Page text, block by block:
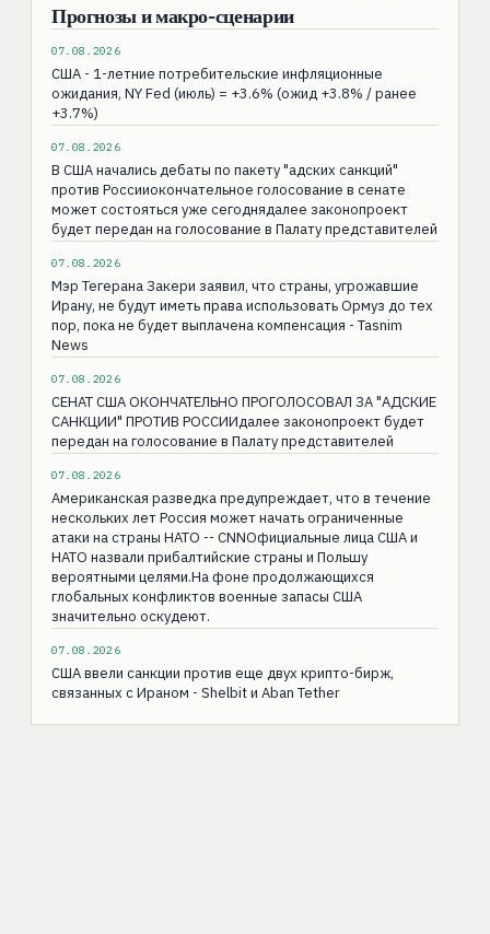
Прогнозы и макро-сценарии
07.08.2026
США - 1-летние потребительские инфляционные
ожидания, NY Fed (июль) = +3.6% (ожид +3.8% / ранее
+3.7%)
07.08.2026
В США начались дебаты по пакету "адских санкций"
против Россииокончательное голосование в сенате
может состояться уже сегоднядалее законопроект
будет передан на голосование в Палату представителей
07.08.2026
Мэр Тегерана Закери заявил, что страны, угрожавшие
Ирану, не будут иметь права использовать Ормуз до тех
пор, пока не будет выплачена компенсация - Tasnim
News
07.08.2026
СЕНАТ США ОКОНЧАТЕЛЬНО ПРОГОЛОСОВАЛ ЗА "АДСКИЕ
САНКЦИИ" ПРОТИВ РОССИИдалее законопроект будет
передан на голосование в Палату представителей
07.08.2026
Американская разведка предупреждает, что в течение
нескольких лет Россия может начать ограниченные
атаки на страны НАТО -- CNNОфициальные лица США и
НАТО назвали прибалтийские страны и Польшу
вероятными целями.На фоне продолжающихся
глобальных конфликтов военные запасы США
значительно оскудеют.
07.08.2026
США ввели санкции против еще двух крипто-бирж,
связанных с Ираном - Shelbit и Aban Tether